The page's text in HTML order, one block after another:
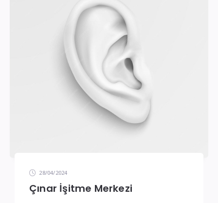
28/04/2024
Çınar İşitme Merkezi